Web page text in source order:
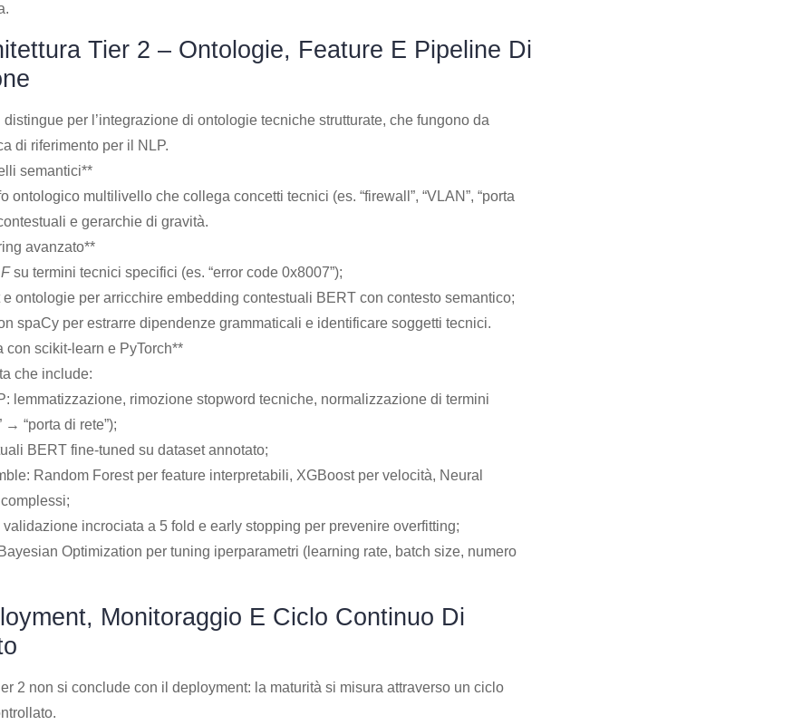
Tier 2 – Ontologie, Feature E Pipeline Di
distingue per l’integrazione di ontologie tecniche strutturate, che fungono da
di riferimento per il NLP.
semantici**
ontologico multilivello che collega concetti tecnici (es. “firewall”, “VLAN”, “porta
e gerarchie di gravità.
avanzato**
su termini tecnici specifici (es. “error code 0x8007”);
ontologie per arricchire embedding contestuali BERT con contesto semantico;
spaCy per estrarre dipendenze grammaticali e identificare soggetti tecnici.
con scikit-learn e PyTorch**
che include:
lemmatizzazione, rimozione stopword tecniche, normalizzazione di termini
→ “porta di rete”);
BERT fine-tuned su dataset annotato;
Random Forest per feature interpretabili, XGBoost per velocità, Neural
incrociata a 5 fold e early stopping per prevenire overfitting;
Optimization per tuning iperparametri (learning rate, batch size, numero
Monitoraggio E Ciclo Continuo Di
2 non si conclude con il deployment: la maturità si misura attraverso un ciclo